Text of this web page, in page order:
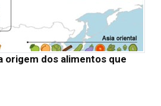
origem dos alimentos que